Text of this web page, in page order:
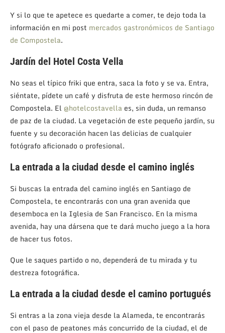
Y si lo que te apetece es quedarte a comer, te dejo toda la
información en mi post mercados gastronómicos de Santiago
de Compostela.
Jardín del Hotel Costa Vella
No seas el típico friki que entra, saca la foto y se va. Entra,
siéntate, pídete un café y disfruta de este hermoso rincón de
Compostela. El @hotelcostavella es, sin duda, un remanso
de paz de la ciudad. La vegetación de este pequeño jardín, su
fuente y su decoración hacen las delicias de cualquier
fotógrafo aficionado o profesional.
La entrada a la ciudad desde el camino inglés
Si buscas la entrada del camino inglés en Santiago de
Compostela, te encontrarás con una gran avenida que
desemboca en la Iglesia de San Francisco. En la misma
avenida, hay una dársena que te dará mucho juego a la hora
de hacer tus fotos.
Que le saques partido o no, dependerá de tu mirada y tu
destreza fotográfica.
La entrada a la ciudad desde el camino portugués
Si entras a la zona vieja desde la Alameda, te encontrarás
con el paso de peatones más concurrido de la ciudad, el de